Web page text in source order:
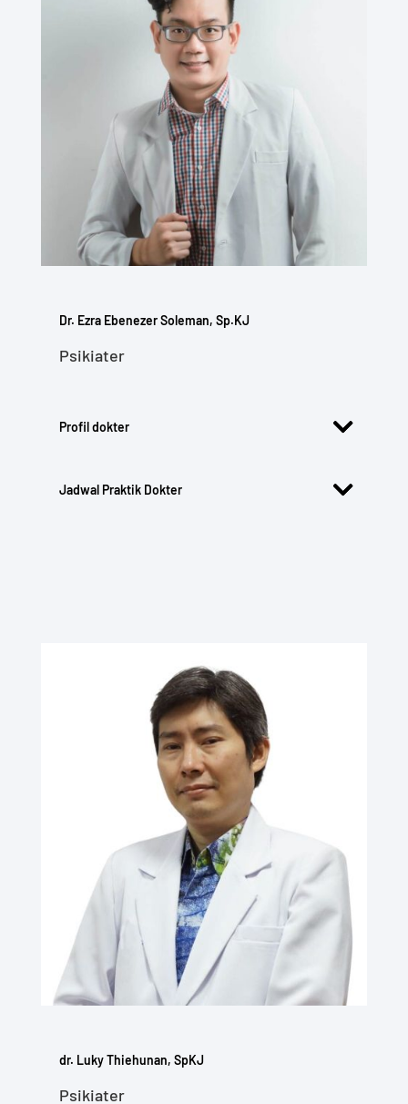
Dr. Ezra Ebenezer Soleman, Sp.KJ
Psikiater
Profil dokter
Jadwal Praktik Dokter
dr. Luky Thiehunan, SpKJ
Psikiater